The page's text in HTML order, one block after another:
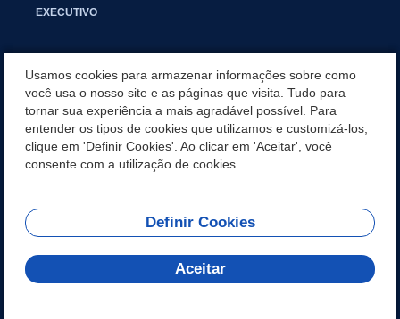
EXECUTIVO
APLICATIVO
PARCERIAS E EMENDAS IMPOSITIVAS MUNICIPAIS
REDES SOCIAIS
Usamos cookies para armazenar informações sobre como
você usa o nosso site e as páginas que visita. Tudo para
tornar sua experiência a mais agradável possível. Para
entender os tipos de cookies que utilizamos e customizá-los,
clique em 'Definir Cookies'. Ao clicar em 'Aceitar', você
consente com a utilização de cookies.
Definir Cookies
Aceitar